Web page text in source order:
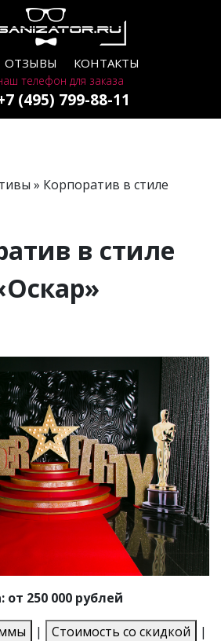
ОТЗЫВЫ КОНТАКТЫ
телефон для заказа
(495) 799-88-11
» Корпоратив в стиле
в стиле
от 250 000 рублей
| Стоимость со скидкой
|